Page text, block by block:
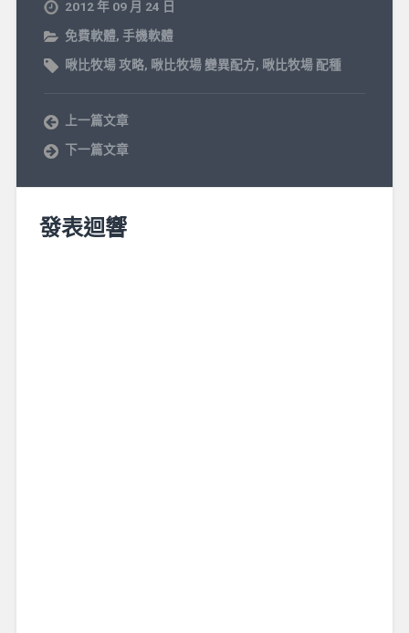
2012 年 09 月 24 日
免費軟體, 手機軟體
啾比牧場 攻略, 啾比牧場 變異配方, 啾比牧場 配種
上一篇文章
下一篇文章
發表迴響